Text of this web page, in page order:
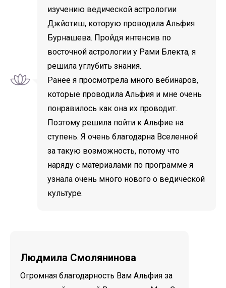
изучению ведической астрологии
Джйотиш, которую проводила Альфия
Бурнашева. Пройдя интенсив по
восточной астрологии у Рами Блекта, я
решила углубить знания.
Ранее я просмотрела много вебинаров,
которые проводила Альфия и мне очень
понравилось как она их проводит.
Поэтому решила пойти к Альфие на
ступень. Я очень благодарна Вселенной
за такую возможность, потому что
наряду с материалами по программе я
узнала очень много нового о ведической
культуре.
Людмила Смолянинова
Огромная благодарность Вам Альфия за